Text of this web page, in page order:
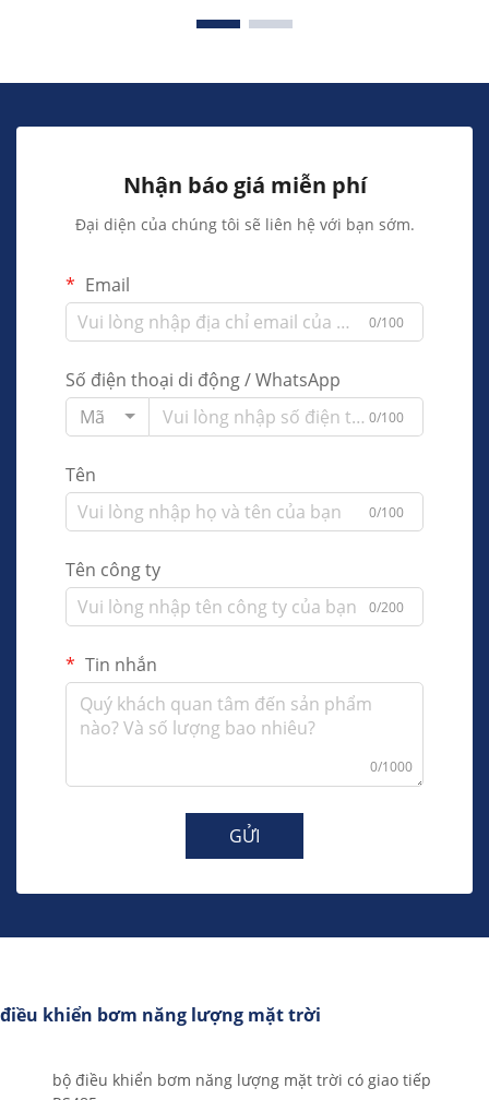
Nhận báo giá miễn phí
Đại diện của chúng tôi sẽ liên hệ với bạn sớm.
Email
0/100
Số điện thoại di động / WhatsApp
Mã
0/100
Tên
0/100
Tên công ty
0/200
Tin nhắn
0/1000
GỬI
điều khiển bơm năng lượng mặt trời
bộ điều khiển bơm năng lượng mặt trời có giao tiếp